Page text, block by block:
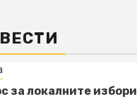
за локалните избори